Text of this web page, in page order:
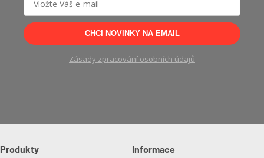
CHCI NOVINKY NA EMAIL
Zásady zpracování osobních údajů
Produkty Informace